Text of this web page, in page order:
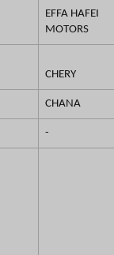
EFFA HAFEI
MOTORS
CHERY
CHANA
-